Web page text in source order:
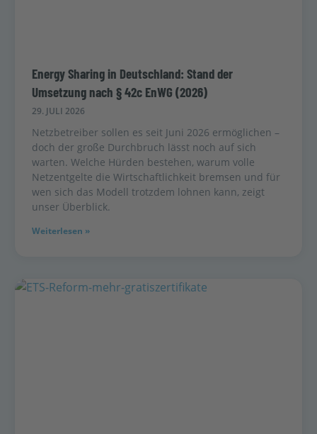
Energy Sharing in Deutschland: Stand der
Umsetzung nach § 42c EnWG (2026)
29. JULI 2026
Netzbetreiber sollen es seit Juni 2026 ermöglichen –
doch der große Durchbruch lässt noch auf sich
warten. Welche Hürden bestehen, warum volle
Netzentgelte die Wirtschaftlichkeit bremsen und für
wen sich das Modell trotzdem lohnen kann, zeigt
unser Überblick.
Weiterlesen »